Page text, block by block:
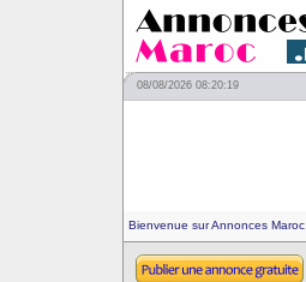
08/08/2026 08:20:19
Bienvenue sur Annonces Maroc.